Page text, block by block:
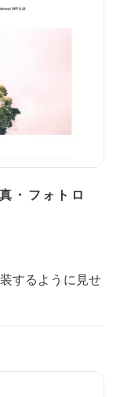
・フォトロ
するように見せ